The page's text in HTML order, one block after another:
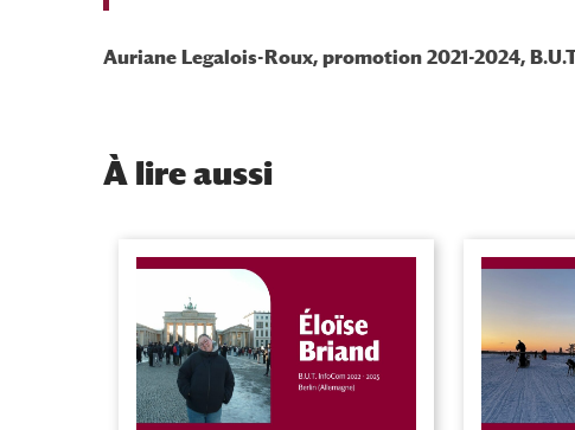
Auriane Legalois-Roux, promotion 2021-2024,
À lire aussi